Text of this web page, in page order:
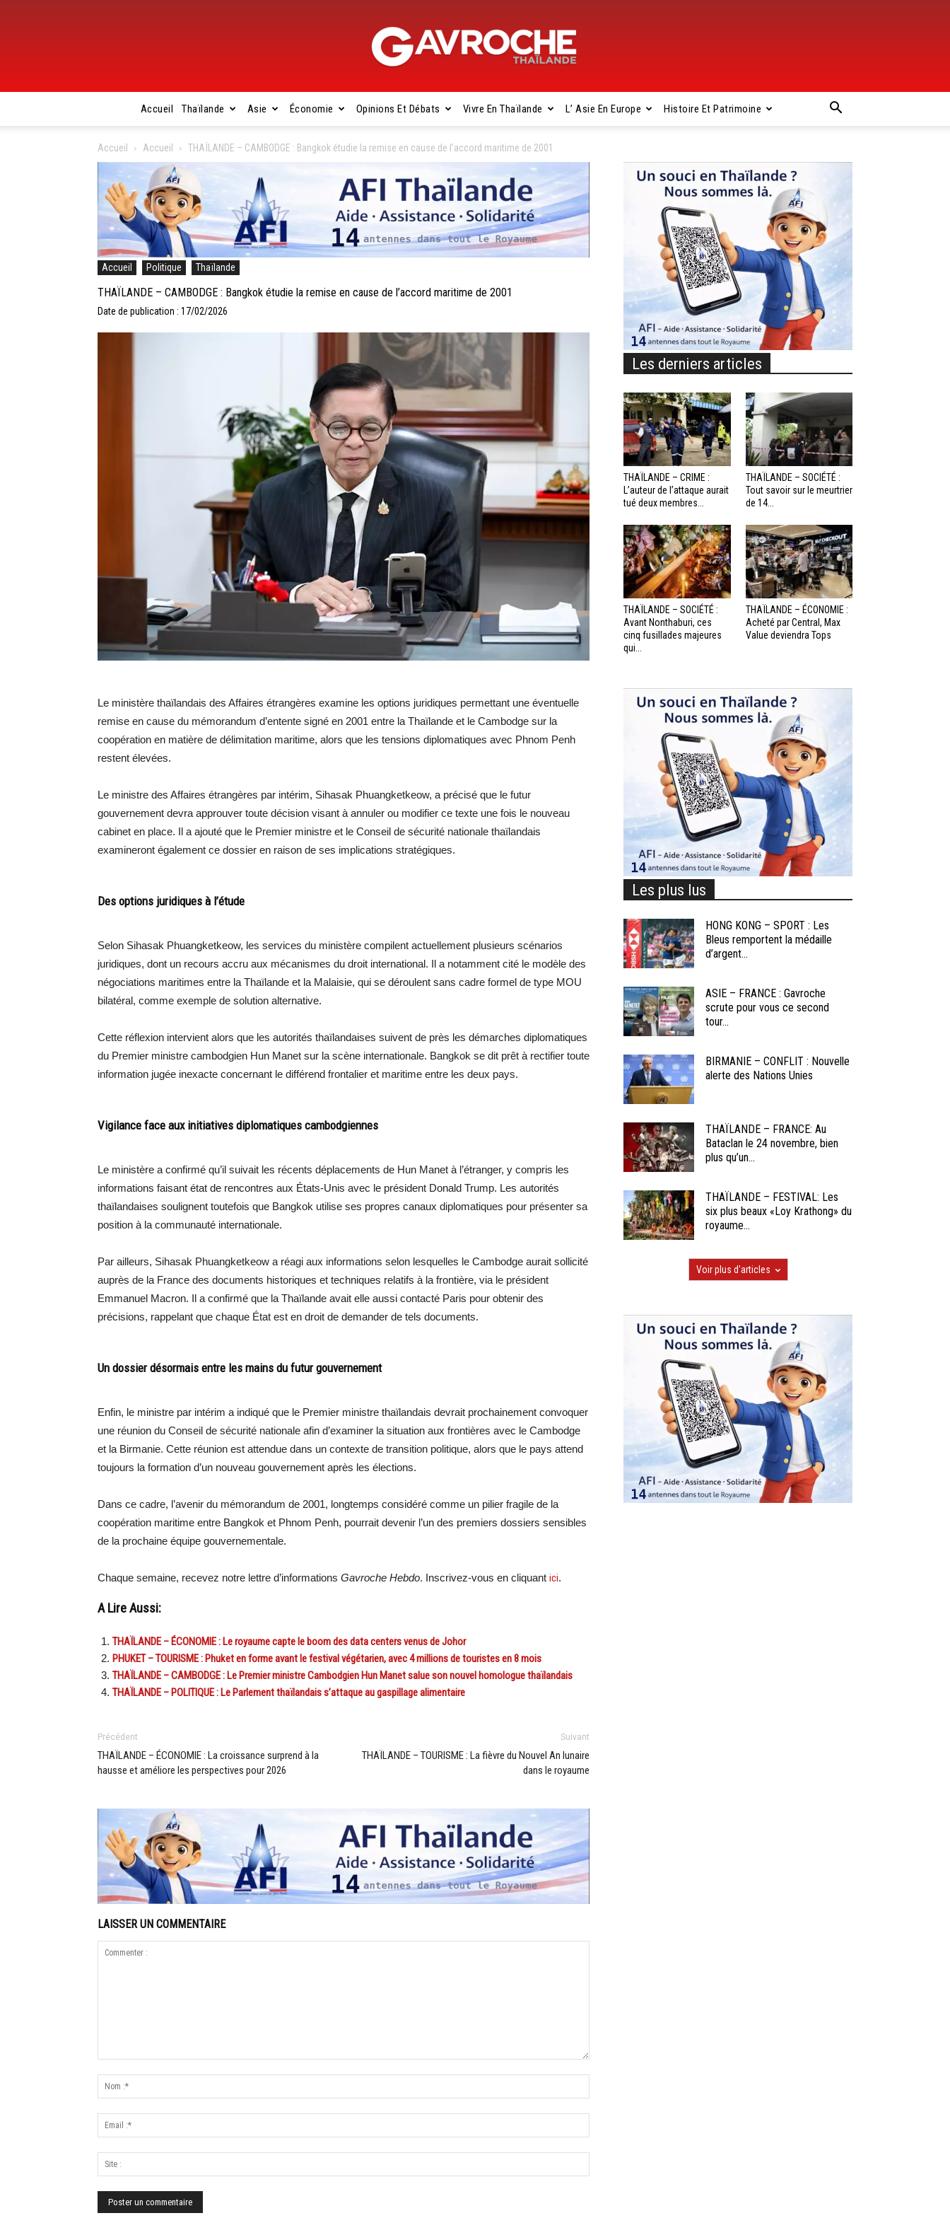
Gavroche
Thaïlande
Accueil Thaïlande Asie Économie Opinions Et Débats Vivre En Thaïlande L’ Asie En Europe Histoire Et Patrimoine
Accueil Accueil THAÏLANDE – CAMBODGE : Bangkok étudie la remise en cause de l’accord maritime de 2001
Accueil Politique Thaïlande
THAÏLANDE – CAMBODGE : Bangkok étudie la remise en cause de l’accord maritime de 2001
Date de publication : 17/02/2026
Le ministère thaïlandais des Affaires étrangères examine les options juridiques permettant une éventuelle
remise en cause du mémorandum d’entente signé en 2001 entre la Thaïlande et le Cambodge sur la
coopération en matière de délimitation maritime, alors que les tensions diplomatiques avec Phnom Penh
restent élevées.
Le ministre des Affaires étrangères par intérim, Sihasak Phuangketkeow, a précisé que le futur
gouvernement devra approuver toute décision visant à annuler ou modifier ce texte une fois le nouveau
cabinet en place. Il a ajouté que le Premier ministre et le Conseil de sécurité nationale thaïlandais
examineront également ce dossier en raison de ses implications stratégiques.
Des options juridiques à l’étude
Selon Sihasak Phuangketkeow, les services du ministère compilent actuellement plusieurs scénarios
juridiques, dont un recours accru aux mécanismes du droit international. Il a notamment cité le modèle des
négociations maritimes entre la Thaïlande et la Malaisie, qui se déroulent sans cadre formel de type MOU
bilatéral, comme exemple de solution alternative.
Cette réflexion intervient alors que les autorités thaïlandaises suivent de près les démarches diplomatiques
du Premier ministre cambodgien Hun Manet sur la scène internationale. Bangkok se dit prêt à rectifier toute
information jugée inexacte concernant le différend frontalier et maritime entre les deux pays.
Vigilance face aux initiatives diplomatiques cambodgiennes
Le ministère a confirmé qu’il suivait les récents déplacements de Hun Manet à l’étranger, y compris les
informations faisant état de rencontres aux États-Unis avec le président Donald Trump. Les autorités
thaïlandaises soulignent toutefois que Bangkok utilise ses propres canaux diplomatiques pour présenter sa
position à la communauté internationale.
Par ailleurs, Sihasak Phuangketkeow a réagi aux informations selon lesquelles le Cambodge aurait sollicité
auprès de la France des documents historiques et techniques relatifs à la frontière, via le président
Emmanuel Macron. Il a confirmé que la Thaïlande avait elle aussi contacté Paris pour obtenir des
précisions, rappelant que chaque État est en droit de demander de tels documents.
Un dossier désormais entre les mains du futur gouvernement
Enfin, le ministre par intérim a indiqué que le Premier ministre thaïlandais devrait prochainement convoquer
une réunion du Conseil de sécurité nationale afin d’examiner la situation aux frontières avec le Cambodge
et la Birmanie. Cette réunion est attendue dans un contexte de transition politique, alors que le pays attend
toujours la formation d’un nouveau gouvernement après les élections.
Dans ce cadre, l’avenir du mémorandum de 2001, longtemps considéré comme un pilier fragile de la
coopération maritime entre Bangkok et Phnom Penh, pourrait devenir l’un des premiers dossiers sensibles
de la prochaine équipe gouvernementale.
Chaque semaine, recevez notre lettre d’informations Gavroche Hebdo. Inscrivez-vous en cliquant ici.
A Lire Aussi:
THAÏLANDE – ÉCONOMIE : Le royaume capte le boom des data centers venus de Johor
PHUKET – TOURISME : Phuket en forme avant le festival végétarien, avec 4 millions de touristes en 8 mois
THAÏLANDE – CAMBODGE : Le Premier ministre Cambodgien Hun Manet salue son nouvel homologue thaïlandais
THAÏLANDE – POLITIQUE : Le Parlement thaïlandais s’attaque au gaspillage alimentaire
Précédent
THAÏLANDE – ÉCONOMIE : La croissance surprend à la
hausse et améliore les perspectives pour 2026
Suivant
THAÏLANDE – TOURISME : La fièvre du Nouvel An lunaire
dans le royaume
LAISSER UN COMMENTAIRE
Les derniers articles
THAÏLANDE – CRIME :
L’auteur de l’attaque aurait
tué deux membres...
THAÏLANDE – SOCIÉTÉ :
Tout savoir sur le meurtrier
de 14...
THAÏLANDE – SOCIÉTÉ :
Avant Nonthaburi, ces
cinq fusillades majeures
qui...
THAÏLANDE – ÉCONOMIE :
Acheté par Central, Max
Value deviendra Tops
Les plus lus
HONG KONG – SPORT : Les
Bleus remportent la médaille
d’argent...
ASIE – FRANCE : Gavroche
scrute pour vous ce second
tour...
BIRMANIE – CONFLIT : Nouvelle
alerte des Nations Unies
THAÏLANDE – FRANCE: Au
Bataclan le 24 novembre, bien
plus qu’un...
THAÏLANDE – FESTIVAL: Les
six plus beaux «Loy Krathong» du
royaume...
Voir plus d'articles